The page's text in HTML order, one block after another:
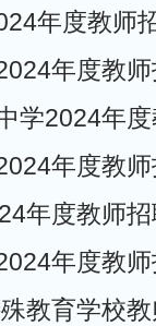
年度教师
年度教
学2024年
年度教
年度教师
年度教
教育学校